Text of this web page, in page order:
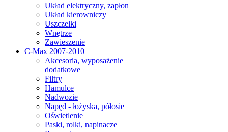
Układ elektryczny, zapłon
Układ kierowniczy
Uszczelki
Wnętrze
Zawieszenie
C-Max 2007-2010
Akcesoria, wyposażenie
dodatkowe
Filtry
Hamulce
Nadwozie
Napęd - łożyska, półosie
Oświetlenie
Paski, rolki, napinacze